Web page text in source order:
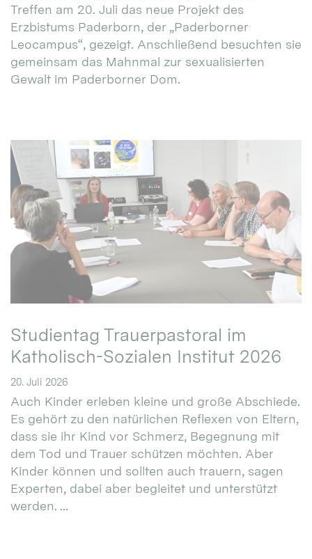
Treffen am 20. Juli das neue Projekt des
Erzbistums Paderborn, der „Paderborner
Leocampus“, gezeigt. Anschließend besuchten sie
gemeinsam das Mahnmal zur sexualisierten
Gewalt im Paderborner Dom.
Studientag Trauerpastoral im
Katholisch-Sozialen Institut 2026
20. Juli 2026
Auch Kinder erleben kleine und große Abschiede.
Es gehört zu den natürlichen Reflexen von Eltern,
dass sie ihr Kind vor Schmerz, Begegnung mit
dem Tod und Trauer schützen möchten. Aber
Kinder können und sollten auch trauern, sagen
Experten, dabei aber begleitet und unterstützt
werden. ...